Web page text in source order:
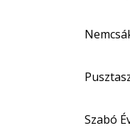
Szabó